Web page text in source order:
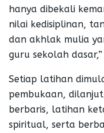
hanya dibekali
nilai kedisiplinan,
dan akhlak mulia
guru sekolah
Setiap latihan
pembukaan,
berbaris, latihan
spiritual, serta